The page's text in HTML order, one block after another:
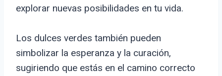
explorar nuevas posibilidades en tu vida.
Los dulces verdes también pueden
simbolizar la esperanza y la curación,
sugiriendo que estás en el camino correcto